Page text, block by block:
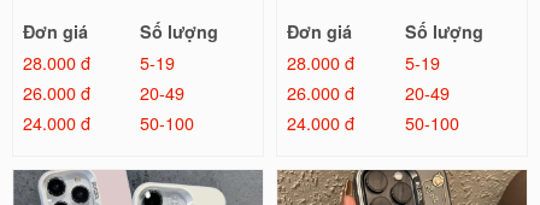
Đơn giá
Số lượng
28.000 đ
5-19
26.000 đ
20-49
24.000 đ
50-100
Đơn giá
Số lượng
28.000 đ
5-19
26.000 đ
20-49
24.000 đ
50-100